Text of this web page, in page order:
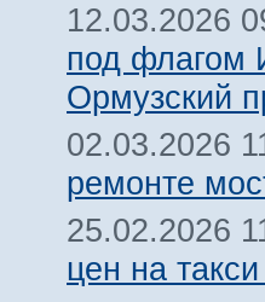
12.03.2026
под флагом
Ормузский
02.03.2026
ремонте
25.02.2026
цен на